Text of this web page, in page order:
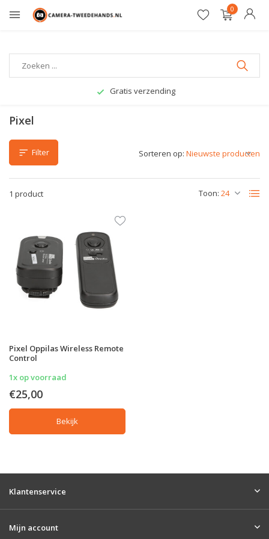
0
Gratis verzending
Pixel
Filter
1 product Toon:
Sorteren op:
Pixel Oppilas Wireless Remote
Control
1x op voorraad
€25,00
Bekijk
Klantenservice
Mijn account